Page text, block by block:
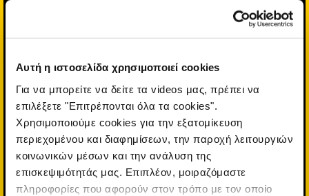
Αυτή η ιστοσελίδα χρησιμοποιεί cookies
Για να μπορείτε να δείτε τα videos μας, πρέπει να
επιλέξετε "Επιτρέπονται όλα τα cookies".
Χρησιμοποιούμε cookies για την εξατομίκευση
περιεχομένου και διαφημίσεων, την παροχή λειτουργιών
κοινωνικών μέσων και την ανάλυση της
επισκεψιμότητάς μας. Επιπλέον, μοιραζόμαστε
πληροφορίες που αφορούν στον τρόπο με τον οποίο
ΣΥΣΤΑΣΕΙΣ ΑΤΟΜΙΚΗΣ ΥΓΙΕΙΝΗΣ ΚΑΙ ΑΤΟΜΙΚΗΣ
τους εσωτερικούς χώρους.
Συχνό πλύσιμο χεριώνμε νερό και σαπούνι/
αντισηπτικό.
Αποφυγή αγγίγματος στόματος, μύτης, ματιών.